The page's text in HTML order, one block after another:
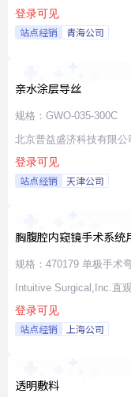
登录可见
站点经销 青海公司
亲水涂层导丝
规格：GWO-035-300C
北京普益盛济科技有限公
登录可见
站点经销 天津公司
胸腹腔内窥镜手术系统
器械
规格：470179 单极手术
Intuitive Surgical,Inc.直
司
登录可见
站点经销 上海公司
透明敷料